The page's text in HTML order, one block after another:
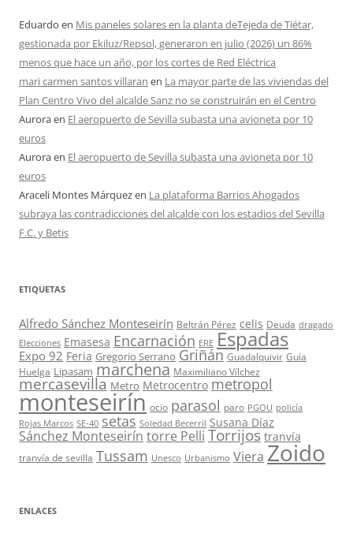
Eduardo en Mis paneles solares en la planta deTejeda de Tiétar,
gestionada por Ekiluz/Repsol, generaron en julio (2026) un 86%
menos que hace un año, por los cortes de Red Eléctrica
mari carmen santos villaran en La mayor parte de las viviendas del
Plan Centro Vivo del alcalde Sanz no se construirán en el Centro
Auroraen El aeropuerto de Sevilla subasta una avioneta por 10
euros
Auroraen El aeropuerto de Sevilla subasta una avioneta por 10
euros
Araceli Montes Márquezen La plataforma Barrios Ahogados
subraya las contradicciones del alcalde con los estadios del Sevilla
F.C. y Betis
ETIQUETAS
Alfredo Sánchez Monteseirín Beltrán Pérez celis Deuda dragado
Elecciones Emasesa Encarnación ERE Espadas
Expo 92 Feria Gregorio Serrano Griñán Guadalquivir Guía
Huelga Lipasam marchena Maximiliano Vílchez
mercasevilla Metro Metrocentro metropol
monteseirín ocio parasol paro PGOU policía
Rojas Marcos SE-40 setas Soledad Becerril Susana Díaz
Sánchez Monteseirín torre Pelli Torrijos tranvía
tranvía de sevilla Tussam Unesco Urbanismo Viera Zoido
ENLACES